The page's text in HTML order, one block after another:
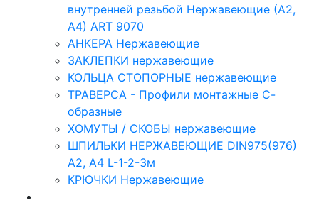
внутренней резьбой Нержавеющие (А2,
А4) ART 9070
АНКЕРА Нержавеющие
ЗАКЛЕПКИ нержавеющие
КОЛЬЦА СТОПОРНЫЕ нержавеющие
ТРАВЕРСА - Профили монтажные С-
образные
ХОМУТЫ / СКОБЫ нержавеющие
ШПИЛЬКИ НЕРЖАВЕЮЩИЕ DIN975(976)
A2, А4 L-1-2-3м
КРЮЧКИ Нержавеющие